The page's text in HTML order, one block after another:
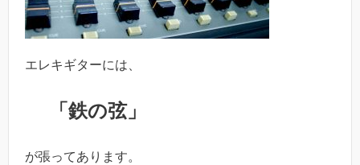
エレキギターには、
「鉄の弦」
が張ってあります。